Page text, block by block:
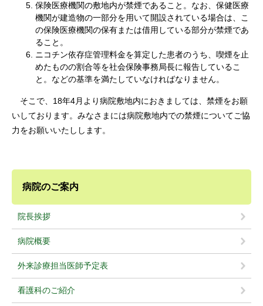
保険医療機関の敷地内が禁煙であること。なお、保健医療
機関が建造物の一部分を用いて開設されている場合は、こ
の保険医療機関の保有または借用している部分が禁煙であ
ること。
ニコチン依存症管理料金を算定した患者のうち、喫煙を止
めたものの割合等を社会保険事務局長に報告しているこ
と。などの基準を満たしていなければなりません。
そこで、18年4月より病院敷地内におきましては、禁煙をお願
いしております。みなさまには病院敷地内での禁煙についてご協
力をお願いいたしします。
病院のご案内
院長挨拶
病院概要
外来診療担当医師予定表
看護科のご紹介